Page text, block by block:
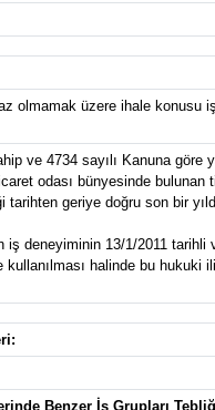
olmamak üzere ihale konusu
ve 4734 sayılı Kanuna göre
odası bünyesinde
geriye doğru son bir
iş deneyiminin 13/1/2011 tarihli
halinde bu hukuki
Benzer İş Grupları